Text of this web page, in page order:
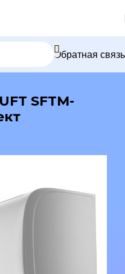
Обратная связь
SFTM-